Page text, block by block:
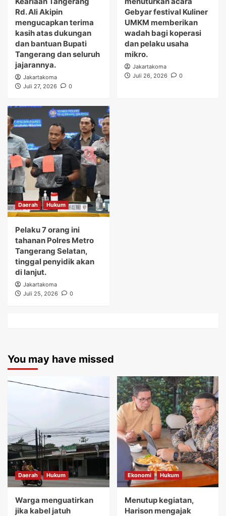
Rd. Ali Akipin
mengucapkan terima
kasih atas dukungan
dan bantuan Bupati
Tangerang dan seluruh
jajarannya.
Jakartakoma
Juli 27, 2026
0
Gebyar festival Kuliner
UMKM memberikan
wadah bagi koperasi
dan pelaku usaha
mikro.
Jakartakoma
Juli 26, 2026
0
Daerah Hukum
Pelaku 7 orang ini
tahanan Polres Metro
Tangerang Selatan,
tinggal penyidik akan
di lanjut.
Jakartakoma
Juli 25, 2026
0
You may have missed
Daerah Hukum
Warga menguatirkan
jika kabel jatuh
Ekonomi Hukum
Menutup kegiatan,
Harison mengajak